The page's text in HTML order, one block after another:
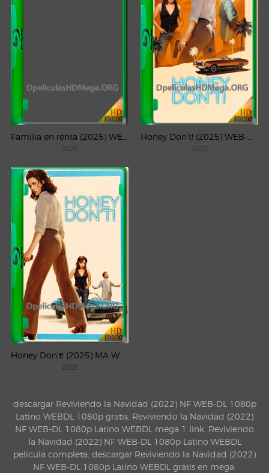
2025 2025
2025
descargar Reviviendo la Navidad (2022) NF WEB-DL 1080p
Latino WEBDL 1080p gratis, Reviviendo la Navidad (2022)
NF WEB-DL 1080p Latino WEBDL mega 1 link, Reviviendo
la Navidad (2022) NF WEB-DL 1080p Latino WEBDL
pelicula completa, descargar Reviviendo la Navidad (2022)
NF WEB-DL 1080p Latino WEBDL gratis en mega.